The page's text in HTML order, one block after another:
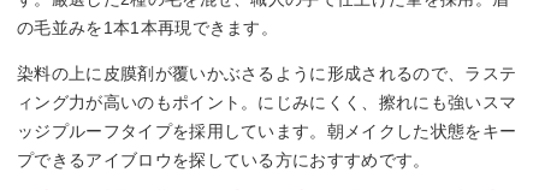
の毛並みを1本1本再現できます。
染料の上に皮膜剤が覆いかぶさるように形成されるので、ラステ
ィング力が高いのもポイント。にじみにくく、擦れにも強いスマ
ッジプルーフタイプを採用しています。朝メイクした状態をキー
プできるアイブロウを探している方におすすめです。